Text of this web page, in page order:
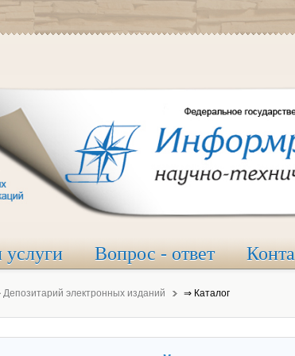
Вопрос - ответ
Депозитарий электронных изданий ⇒ Каталог